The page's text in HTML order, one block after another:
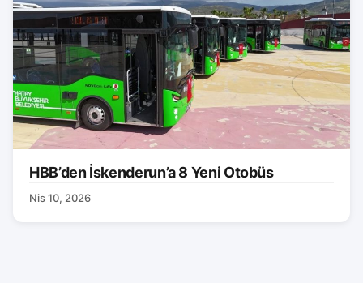
HBB’den İskenderun’a 8 Yeni Otobüs
Nis 10, 2026